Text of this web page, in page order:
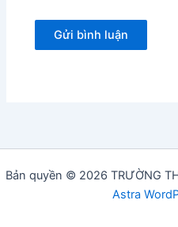
Bản quyền © 2026 TRƯỜNG
Astra